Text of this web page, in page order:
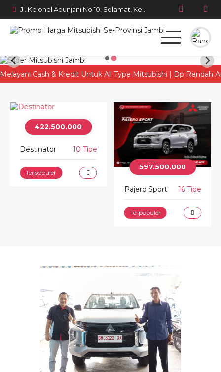
Jl. Kolonel Abunjani No.10, Selamat, Kec. Telanaipura, Kota Jambi, Jambi 36128
Beranda
Simulasi Kredit
Cash & Kredit Untuk All Type Mitsubishi | Dp Rendah
422.500.000
Destinator 10 Tipe
Terpopuler
597.500.000
Pajero Sport 16 Tipe
Terpopuler